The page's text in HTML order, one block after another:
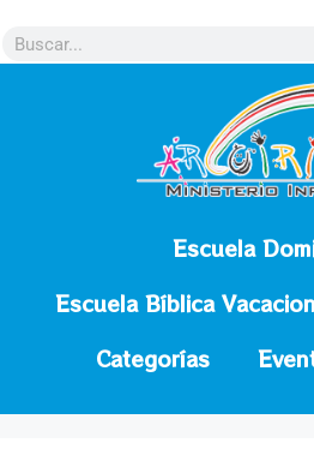
Escuela
Escuela Bíblica
Categorías